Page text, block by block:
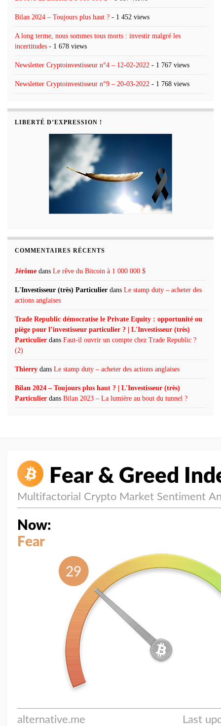
Bilan 2024 – Toujours plus haut ? - 1 452 views
A long terme, nous sommes tous morts : investir malgré les
incertitudes - 1 678 views
Newsletter Cryptoinvestisseur n°4 – 12-02-2022 - 1 767 views
Newsletter Cryptoinvestisseur n°9 – 20-03-2022 - 1 768 views
LIBERTÉ D’EXPRESSION !
COMMENTAIRES RÉCENTS
Jérôme dans Le rêve du Bitcoin à 1 000 000 $
L'Investisseur (très) Particulier dans Le stamp duty – acheter des
actions anglaises
Trade Republic démocratise le Private Equity : opportunité ou
piège pour l’investisseur particulier ? | L'Investisseur (très)
Particulier dans Faut-il ouvrir un compte chez Trade Republic ?
(2)
Thierry dans Le stamp duty – acheter des actions anglaises
Bilan 2024 – Toujours plus haut ? | L'Investisseur (très)
Particulier dans Bilan 2023 – La lumière au bout du tunnel ?